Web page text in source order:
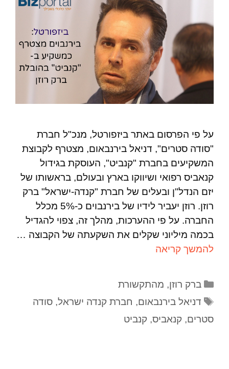
על פי הפרסום באתר ביזפורטל, מנכ"ל חברת
"סודה סטרים", דניאל בירנבאום, מצטרף לקבוצת
המשקיעים בחברת "קנביט", העוסקת בגידול
קנאביס רפואי ושיווקו בארץ ובעולם, בראשותו של
יזם הנדל"ן ובעלים של חברת "קנדה-ישראל" ברק
רוזן. רוזן יעביר לידיו של בירנבוים כ-5% מכלל
החברה. על פי ההערכות, מהלך זה, צפוי להגדיל
בכמה מיליוני שקלים את השקעתה של הקבוצה …
להמשך קריאה
ברק רוזן, מהתקשורת
דניאל בירנבאום, חברת קנדה ישראל,סודה
סטרים, קנאביס, קנביט